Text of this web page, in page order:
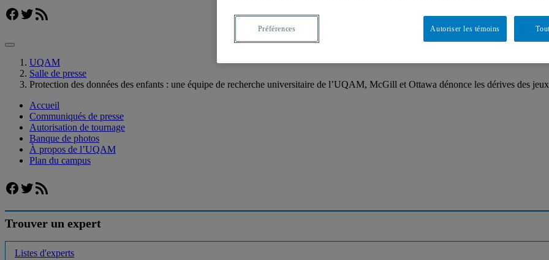
Facebook
Twitter
Flux RSS
UQAM
Salle de presse
Protection des données des enfants : une équipe de recherche universitaire de l’UQAM, McGill et Ottawa dénonce les dérives des
Accueil
Communiqués de presse
Autorisation de tournage
Banque de photos
À propos de l’UQAM
Plan du campus
Facebook
Twitter
Flux RSS
Trouver un expert
Listes d'experts
Autoriser les témoins
Préférences